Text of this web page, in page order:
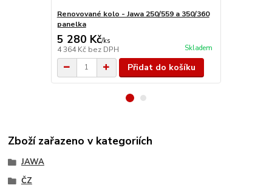
Renovované kolo - Jawa 250/559 a 350/360
panelka
5 280 Kč/ks
4 364 Kč bez DPH Skladem
Přidat do košíku
Zboží zařazeno v kategoriích
JAWA
ČZ